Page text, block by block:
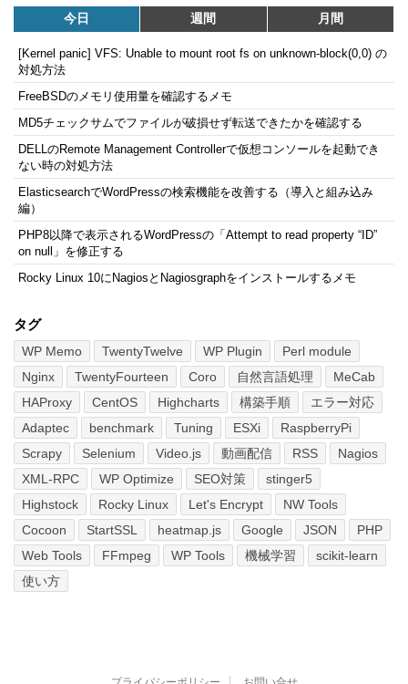
今日 週間 月間
[Kernel panic] VFS: Unable to mount root fs on unknown-block(0,0) の
対処方法
FreeBSDのメモリ使用量を確認するメモ
MD5チェックサムでファイルが破損せず転送できたかを確認する
DELLのRemote Management Controllerで仮想コンソールを起動でき
ない時の対処方法
ElasticsearchでWordPressの検索機能を改善する（導入と組み込み
編）
PHP8以降で表示されるWordPressの「Attempt to read property “ID”
on null」を修正する
Rocky Linux 10にNagiosとNagiosgraphをインストールするメモ
タグ
WP Memo TwentyTwelve WP Plugin
Perl module
Nginx
TwentyFourteen Coro 自然言語処理
MeCab
HAProxy
CentOS Highcharts 構築手順
エラー対応
Adaptec
benchmark Tuning ESXi
RaspberryPi
Scrapy
Selenium Video.js 動画配信 RSS
Nagios
XML-RPC
WP Optimize SEO対策
stinger5
Highstock
Rocky Linux Let's Encrypt
NW Tools
Cocoon
StartSSL heatmap.js Google JSON
PHP
Web Tools
FFmpeg WP Tools 機械学習
scikit-learn
使い方